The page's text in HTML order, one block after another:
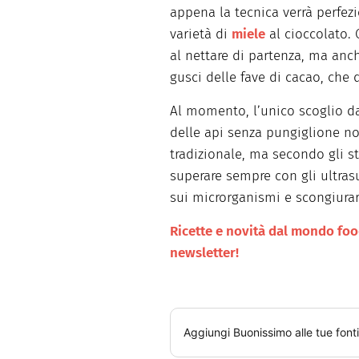
appena la tecnica verrà
varietà di miele al cioccolato.
al nettare di partenza, ma
gusci delle fave di cacao, che
Al momento, l’unico scoglio
delle api senza pungiglione
tradizionale, ma secondo gli
superare sempre con gli
sui microrganismi e
Ricette e novità dal mondo
newsletter!
Aggiungi Buonissimo alle tue